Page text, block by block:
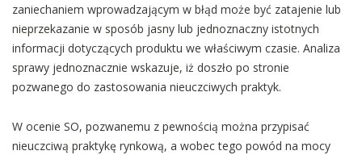
zaniechaniem wprowadzającym w błąd może być zatajenie lub
nieprzekazanie w sposób jasny lub jednoznaczny istotnych
informacji dotyczących produktu we właściwym czasie. Analiza
sprawy jednoznacznie wskazuje, iż doszło po stronie
pozwanego do zastosowania nieuczciwych praktyk.
W ocenie SO, pozwanemu z pewnością można przypisać
nieuczciwą praktykę rynkową, a wobec tego powód na mocy